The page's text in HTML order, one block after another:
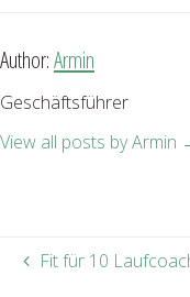
Author:Armin
Geschäftsführer
View all posts by Armin
Fit für 10